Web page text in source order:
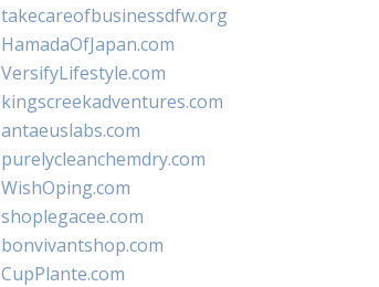
takecareofbusinessdfw.org
HamadaOfJapan.com
VersifyLifestyle.com
kingscreekadventures.com
antaeuslabs.com
purelycleanchemdry.com
WishOping.com
shoplegacee.com
bonvivantshop.com
CupPlante.com